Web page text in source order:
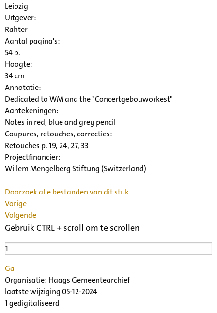
Leipzig
Uitgever:
Rahter
Aantal pagina's:
54 p.
Hoogte:
34 cm
Annotatie:
Dedicated to WM and the "Concertgebouworkest"
Aantekeningen:
Notes in red, blue and grey pencil
Coupures, retouches, correcties:
Retouches p. 19, 24, 27, 33
Projectfinancier:
Willem Mengelberg Stiftung (Switzerland)
Doorzoek alle bestanden van dit stuk
Vorige
Volgende
Gebruik CTRL + scroll om te scrollen
Ga
Organisatie: Haags Gemeentearchief
laatste wijziging 05-12-2024
1 gedigitaliseerd